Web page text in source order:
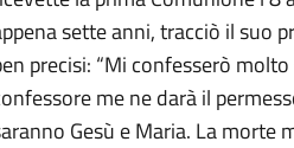
sette anni, tracciò il suo
precisi: “Mi confesserò
me ne darà il
Gesù e Maria. La morte